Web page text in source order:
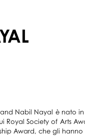
Nabil Nayal è nato
Royal Society of Arts
Award, che gli